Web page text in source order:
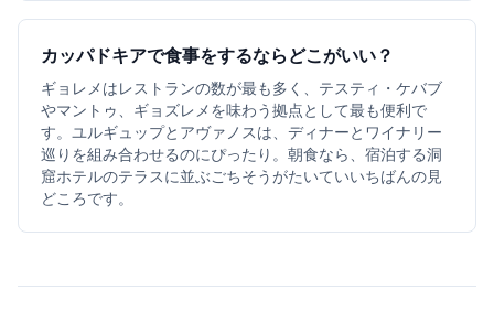
カッパドキアで食事をするならどこがいい？
ギョレメはレストランの数が最も多く、テスティ・ケバブ
やマントゥ、ギョズレメを味わう拠点として最も便利で
す。ユルギュップとアヴァノスは、ディナーとワイナリー
巡りを組み合わせるのにぴったり。朝食なら、宿泊する洞
窟ホテルのテラスに並ぶごちそうがたいていいちばんの見
どころです。